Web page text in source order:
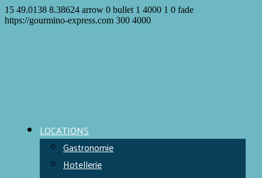
15 49.0138 8.38624 arrow 0 bullet 1 4000 1 0 fade
https://gourmino-express.com 300 4000
LOCATIONS
Gastronomie
Hotellerie